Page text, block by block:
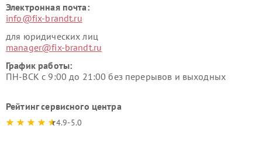
Электронная почта:
info@fix-brandt.ru
для юридических лиц
manager@fix-brandt.ru
График работы:
ПН-ВСК с 9:00 до 21:00 без перерывов и выходных
Рейтинг сервисного центра
4.9-5.0